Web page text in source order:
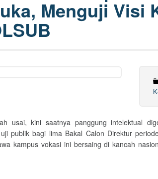
Menguji Visi
usai, kini saatnya panggung intelektual
publik bagi lima Bakal Calon Direktur
kampus vokasi ini bersaing di kancah